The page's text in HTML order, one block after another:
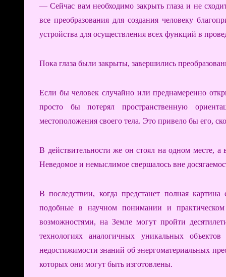
— Сейчас вам необходимо закрыть глаза и не
все преобразования для создания человеку
устройства для осуществления всех функций в
Пока глаза были закрыты, завершились
Если бы человек случайно или преднамеренно
просто бы потерял пространственную
местоположения своего тела. Это привело бы его,
В действительности же он стоял на одном месте, а
Неведомое и немыслимое свершалось вне
В последствии, когда предстанет полная
подобные в научном понимании и
возможностями, на Земле могут пройти
технологиях аналогичных уникальных
недостижимости знаний об энергоматериальных
которых они могут быть изготовлены.